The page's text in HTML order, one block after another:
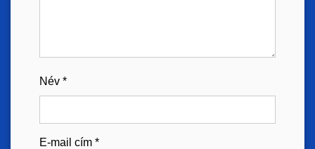
Név *
E-mail cím *